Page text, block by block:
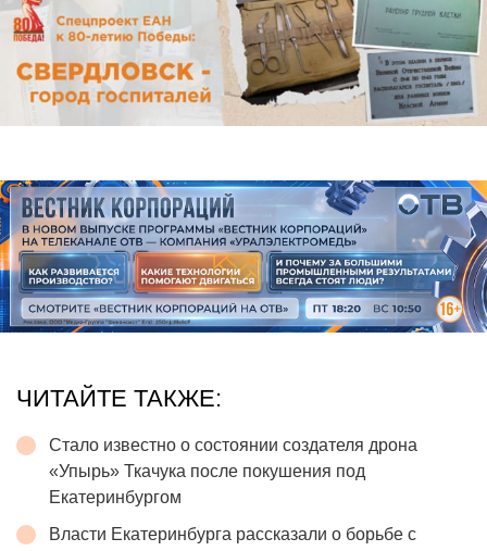
ЧИТАЙТЕ ТАКЖЕ:
Стало известно о состоянии создателя дрона
«Упырь» Ткачука после покушения под
Екатеринбургом
Власти Екатеринбурга рассказали о борьбе с